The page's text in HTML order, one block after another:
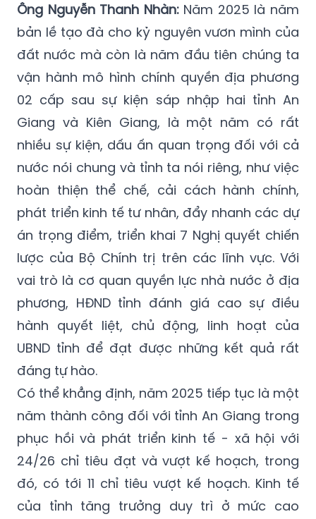
Ông Nguyễn Thanh Nhàn: Năm 2025 là năm
bản lề tạo đà cho kỷ nguyên vươn mình của
đất nước mà còn là năm đầu tiên chúng ta
vận hành mô hình chính quyền địa phương
02 cấp sau sự kiện sáp nhập hai tỉnh An
Giang và Kiên Giang, là một năm có rất
nhiều sự kiện, dấu ấn quan trọng đối với cả
nước nói chung và tỉnh ta nói riêng, như việc
hoàn thiện thể chế, cải cách hành chính,
phát triển kinh tế tư nhân, đẩy nhanh các dự
án trọng điểm, triển khai 7 Nghị quyết chiến
lược của Bộ Chính trị trên các lĩnh vực. Với
vai trò là cơ quan quyền lực nhà nước ở địa
phương, HĐND tỉnh đánh giá cao sự điều
hành quyết liệt, chủ động, linh hoạt của
UBND tỉnh để đạt được những kết quả rất
đáng tự hào.
Có thể khẳng định, năm 2025 tiếp tục là một
năm thành công đối với tỉnh An Giang trong
phục hồi và phát triển kinh tế - xã hội với
24/26 chỉ tiêu đạt và vượt kế hoạch, trong
đó, có tới 11 chỉ tiêu vượt kế hoạch. Kinh tế
của tỉnh tăng trưởng duy trì ở mức cao